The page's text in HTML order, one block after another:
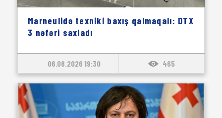
Marneulidə texniki baxış qalmaqalı: DTX
3 nəfəri saxladı
06.08.2026 19:30 465